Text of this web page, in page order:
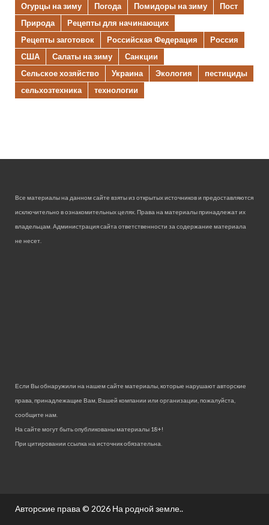
Огурцы на зиму
Погода Помидоры на зиму
Пост
Природа
Рецепты для начинающих
Рецепты заготовок
Российская Федерация
Россия
США
Салаты на зиму
Санкции
Сельское хозяйство
Украина Экология
пестициды
сельхозтехника
технологии
Все материалы на данном сайте взяты из открытых источников и предоставляются
исключительно в ознакомительных целях. Права на материалы принадлежат их
владельцам. Администрация сайта ответственности за содержание материала
не несет.
Если Вы обнаружили на нашем сайте материалы, которые нарушают авторские
права, принадлежащие Вам, Вашей компании или организации, пожалуйста,
сообщите нам.
На сайте могут быть опубликованы материалы 18+!
При цитировании ссылка на источник обязательна.
Авторские права © 2026 На родной земле..